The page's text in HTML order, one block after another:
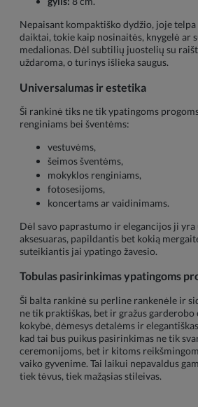
Nepaisant kompaktiško dydžio, joje
daiktai, tokie kaip nosinaitės, knygelė ar
medalionas. Dėl subtilių juostelių su
uždaroma, o turinys išlieka saugus.
Universalumas ir estetika
Ši rankinė tiks ne tik ypatingoms
renginiams bei šventėms:
vestuvėms,
šeimos šventėms,
mokyklos renginiams,
fotosesijoms,
koncertams ar vaidinimams.
Dėl savo paprastumo ir elegancijos ji
aksesuaras, papildantis bet kokią
suteikiantis jai ypatingo žavesio.
Tobulas pasirinkimas ypatingoms
Ši balta rankinė su perline rankenėle ir
ne tik praktiškas, bet ir gražus garderobo
kokybė, dėmesys detalėms ir
kad tai bus puikus pasirinkimas ne tik
ceremonijoms, bet ir kitoms
vaiko gyvenime. Tai laikui nepavaldus
tiek tėvus, tiek mažąsias stileivas.